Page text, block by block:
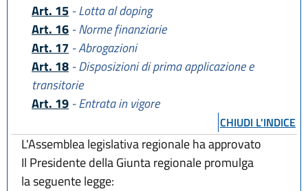
Art. 15 - Lotta al doping
Art. 16 - Norme finanziarie
Art. 17 - Abrogazioni
Art. 18 - Disposizioni di prima applicazione e
transitorie
Art. 19 - Entrata in vigore
CHIUDI L'INDICE
L'Assemblea legislativa regionale ha approvato
Il Presidente della Giunta regionale promulga
la seguente legge: